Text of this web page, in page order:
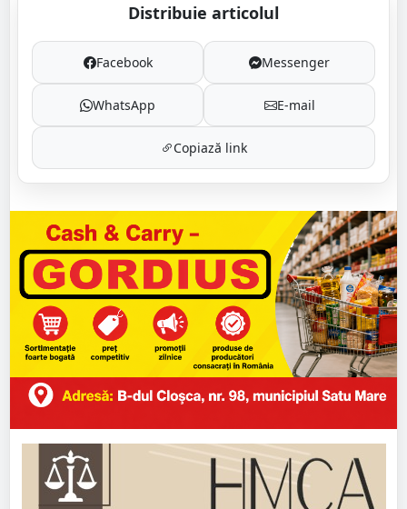
Distribuie articolul
Facebook Messenger
WhatsApp E-mail
Copiază link